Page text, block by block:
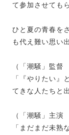
て参加させても
ひと夏の青春を
も代え難い思い
（「潮騒」監督
「『やりたい』
てきな人たちと
（「潮騒」主演
「まだまだ未熟